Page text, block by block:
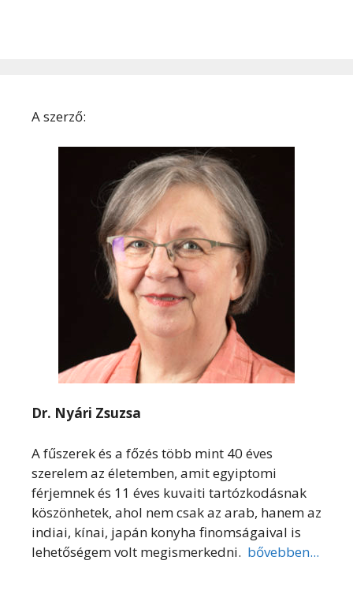
A szerző:
Dr. Nyári Zsuzsa
A fűszerek és a főzés több mint 40 éves
szerelem az életemben, amit egyiptomi
férjemnek és 11 éves kuvaiti tartózkodásnak
köszönhetek, ahol nem csak az arab, hanem az
indiai, kínai, japán konyha finomságaival is
lehetőségem volt megismerkedni. bővebben...